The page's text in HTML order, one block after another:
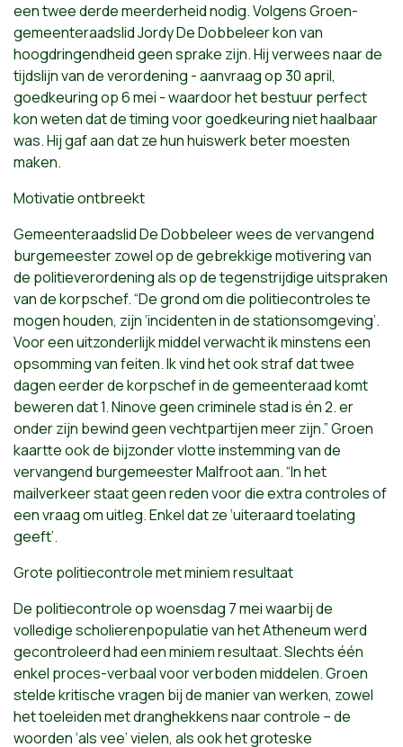
een twee derde meerderheid nodig. Volgens Groen-
gemeenteraadslid Jordy De Dobbeleer kon van
hoogdringendheid geen sprake zijn. Hij verwees naar de
tijdslijn van de verordening - aanvraag op 30 april,
goedkeuring op 6 mei - waardoor het bestuur perfect
kon weten dat de timing voor goedkeuring niet haalbaar
was. Hij gaf aan dat ze hun huiswerk beter moesten
maken.
Motivatie ontbreekt
Gemeenteraadslid De Dobbeleer wees de vervangend
burgemeester zowel op de gebrekkige motivering van
de politieverordening als op de tegenstrijdige uitspraken
van de korpschef. “De grond om die politiecontroles te
mogen houden, zijn ‘incidenten in de stationsomgeving’.
Voor een uitzonderlijk middel verwacht ik minstens een
opsomming van feiten. Ik vind het ook straf dat twee
dagen eerder de korpschef in de gemeenteraad komt
beweren dat 1. Ninove geen criminele stad is én 2. er
onder zijn bewind geen vechtpartijen meer zijn.” Groen
kaartte ook de bijzonder vlotte instemming van de
vervangend burgemeester Malfroot aan. “In het
mailverkeer staat geen reden voor die extra controles of
een vraag om uitleg. Enkel dat ze ‘uiteraard toelating
geeft’.
Grote politiecontrole met miniem resultaat
De politiecontrole op woensdag 7 mei waarbij de
volledige scholierenpopulatie van het Atheneum werd
gecontroleerd had een miniem resultaat. Slechts één
enkel proces-verbaal voor verboden middelen. Groen
stelde kritische vragen bij de manier van werken, zowel
het toeleiden met dranghekkens naar controle – de
woorden ‘als vee’ vielen, als ook het groteske